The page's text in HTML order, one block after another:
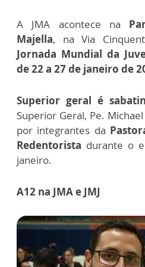
A JMA acontece na
Majella, na Via
Jornada Mundial da
de 22 a 27 de janeiro de
Superior geral é
Superior Geral, Pe.
por integrantes da
Redentorista durante o
janeiro.
A12 na JMA e JMJ